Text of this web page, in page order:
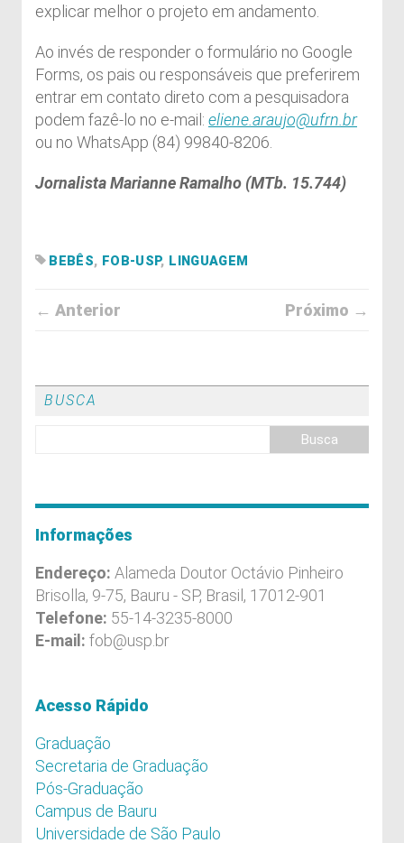
explicar melhor o projeto em andamento.
Ao invés de responder o formulário no Google
Forms, os pais ou responsáveis que preferirem
entrar em contato direto com a pesquisadora
podem fazê-lo no e-mail: eliene.araujo@ufrn.br
ou no WhatsApp (84) 99840-8206.
Jornalista Marianne Ramalho (MTb. 15.744)
BEBÊS, FOB-USP, LINGUAGEM
← Anterior Próximo →
BUSCA
Informações
Endereço: Alameda Doutor Octávio Pinheiro
Brisolla, 9-75, Bauru - SP, Brasil, 17012-901
Telefone: 55-14-3235-8000
E-mail: fob@usp.br
Acesso Rápido
Graduação
Secretaria de Graduação
Pós-Graduação
Campus de Bauru
Universidade de São Paulo